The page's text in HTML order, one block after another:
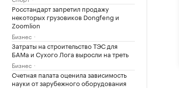
Росстандарт запретил продажу
некоторых грузовиков Dongfeng и
Zoomlion
Бизнес
Затраты на строительство ТЭС для
БАМа и Сухого Лога выросли на треть
Бизнес
Счетная палата оценила зависимость
науки от зарубежного оборудования